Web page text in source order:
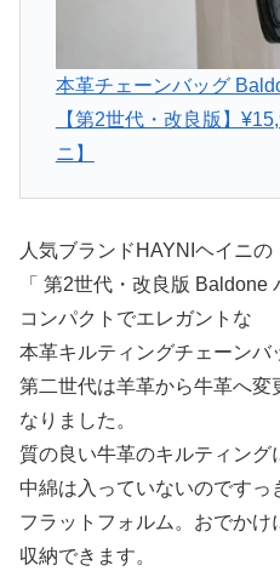
本革チェーンバッグ
【第2世代・改良版】
ニ】
人気ブランドHAYNIヘイニの
「 第2世代・改良版 Baldone
コンパクトでエレガントな
本革キルティングチェーンバ
第二世代は羊革から牛革へ変
なりました。
質の良い牛革のキルティング
中綿は入っていないのですっ
フラットフォルム。おでかけ
収納できます。